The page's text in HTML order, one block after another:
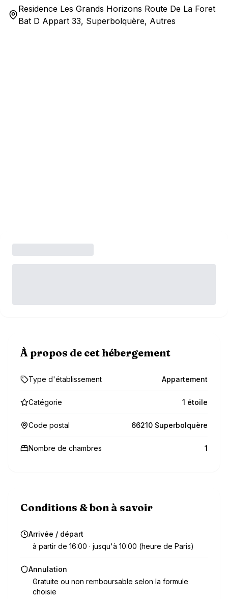
Residence Les Grands Horizons Route De La Foret
Bat D Appart 33, Superbolquère, Autres
À propos de cet hébergement
Type d'établissement Appartement
Catégorie 1 étoile
Code postal 66210 Superbolquère
Nombre de chambres 1
Conditions & bon à savoir
Arrivée / départ
à partir de 16:00 · jusqu'à 10:00 (heure de Paris)
Annulation
Gratuite ou non remboursable selon la formule
choisie